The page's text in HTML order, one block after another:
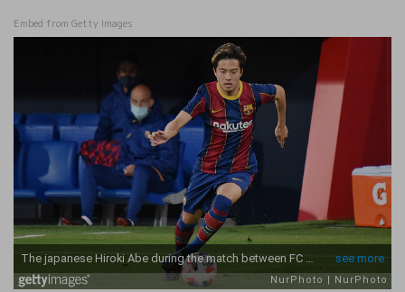
Embed from Getty Images